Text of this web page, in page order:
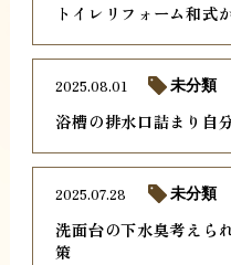
トイレリフォーム和式
浴槽の排水口詰まり自
2025.08.01 未分類
洗面台の下水臭考えら
策
2025.07.28 未分類